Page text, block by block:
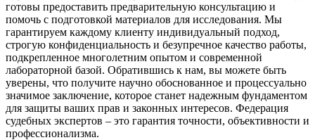
готовы предоставить предварительную консультацию и
помочь с подготовкой материалов для исследования. Мы
гарантируем каждому клиенту индивидуальный подход,
строгую конфиденциальность и безупречное качество работы,
подкрепленное многолетним опытом и современной
лабораторной базой. Обратившись к нам, вы можете быть
уверены, что получите научно обоснованное и процессуально
значимое заключение, которое станет надежным фундаментом
для защиты ваших прав и законных интересов. Федерация
судебных экспертов – это гарантия точности, объективности и
профессионализма.